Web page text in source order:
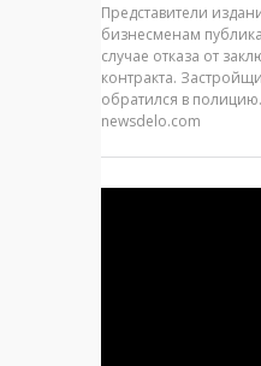
Представители
бизнесменам
случае отказа от
контракта.
обратился в
newsdelo.com